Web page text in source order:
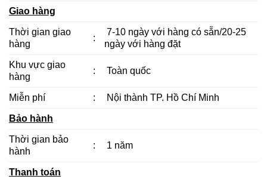
Giao hàng
Thời gian giao
hàng
:
7-10 ngày với hàng có sẵn/20-25
ngày với hàng đặt
Khu vực giao
hàng
: Toàn quốc
Miễn phí : Nội thành TP. Hồ Chí Minh
Bảo hành
Thời gian bảo
hành
: 1 năm
Thanh toán